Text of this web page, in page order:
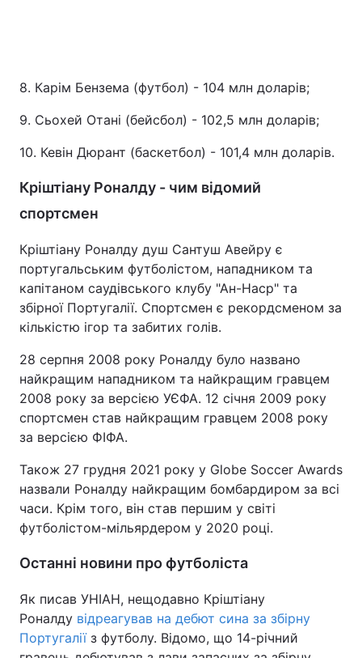
8. Карім Бензема (футбол) - 104 млн доларів;
9. Сьохей Отані (бейсбол) - 102,5 млн доларів;
10. Кевін Дюрант (баскетбол) - 101,4 млн доларів.
Кріштіану Роналду - чим відомий
спортсмен
Кріштіану Роналду душ Сантуш Авейру є
португальським футболістом, нападником та
капітаном саудівського клубу "Ан-Наср" та
збірної Португалії. Спортсмен є рекордсменом за
кількістю ігор та забитих голів.
28 серпня 2008 року Роналду було названо
найкращим нападником та найкращим гравцем
2008 року за версією УЄФА. 12 січня 2009 року
спортсмен став найкращим гравцем 2008 року
за версією ФІФА.
Також 27 грудня 2021 року у Globe Soccer Awards
назвали Роналду найкращим бомбардиром за всі
часи. Крім того, він став першим у світі
футболістом-мільярдером у 2020 році.
Останні новини про футболіста
Як писав УНІАН, нещодавно Кріштіану
Роналду відреагував на дебют сина за збірну
Португаліїз футболу. Відомо, що 14-річний